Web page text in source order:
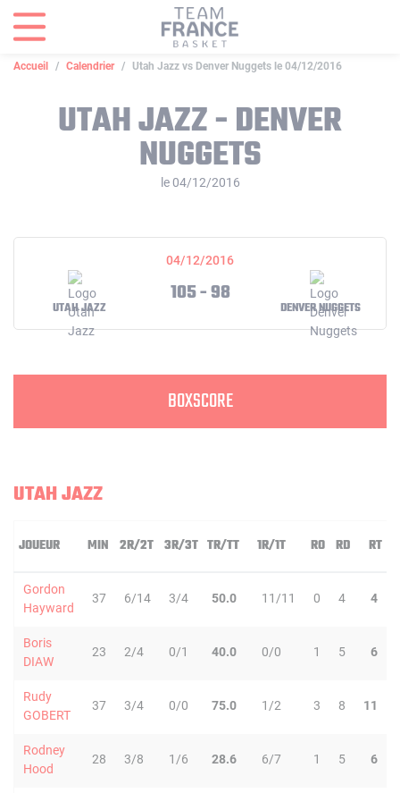
Accueil Calendrier Utah Jazz vs Denver Nuggets le 04/12/2016
UTAH JAZZ - DENVER
NUGGETS
le 04/12/2016
04/12/2016
UTAH JAZZ
105 - 98
DENVER NUGGETS
BOXSCORE
UTAH JAZZ
JOUEUR MIN 2R/2T 3R/3T TR/TT 1R/1T RO RD RT
Gordon
Hayward
37 6/14 3/4 50.0 11/11 0 4 4
Boris
DIAW
23 2/4 0/1 40.0 0/0 1 5 6
Rudy
GOBERT
37 3/4 0/0 75.0 1/2 3 8 11
Rodney
Hood
28 3/8 1/6 28.6 6/7 1 5 6
Panneau de gestion des cookies